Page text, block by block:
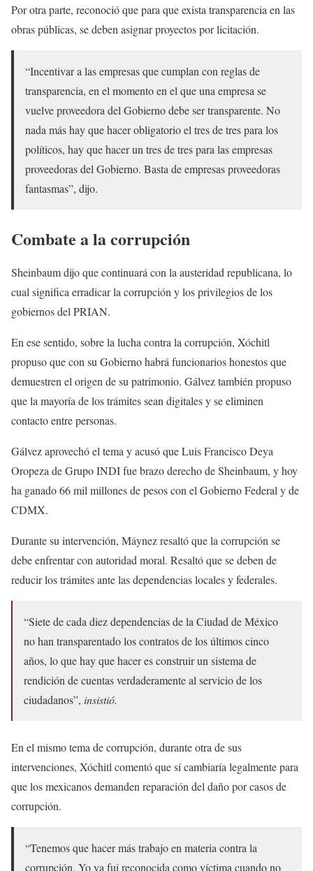
Por otra parte, reconoció que para que exista transparencia en las
obras públicas, se deben asignar proyectos por licitación.
“Incentivar a las empresas que cumplan con reglas de
transparencia, en el momento en el que una empresa se
vuelve proveedora del Gobierno debe ser transparente. No
nada más hay que hacer obligatorio el tres de tres para los
políticos, hay que hacer un tres de tres para las empresas
proveedoras del Gobierno. Basta de empresas proveedoras
fantasmas”, dijo.
Combate a la corrupción
Sheinbaum dijo que continuará con la austeridad republicana, lo
cual significa erradicar la corrupción y los privilegios de los
gobiernos del PRIAN.
En ese sentido, sobre la lucha contra la corrupción, Xóchitl
propuso que con su Gobierno habrá funcionarios honestos que
demuestren el origen de su patrimonio. Gálvez también propuso
que la mayoría de los trámites sean digitales y se eliminen
contacto entre personas.
Gálvez aprovechó el tema y acusó que Luis Francisco Deya
Oropeza de Grupo INDI fue brazo derecho de Sheinbaum, y hoy
ha ganado 66 mil millones de pesos con el Gobierno Federal y de
CDMX.
Durante su intervención, Máynez resaltó que la corrupción se
debe enfrentar con autoridad moral. Resaltó que se deben de
reducir los trámites ante las dependencias locales y federales.
“Siete de cada diez dependencias de la Ciudad de México
no han transparentado los contratos de los últimos cinco
años, lo que hay que hacer es construir un sistema de
rendición de cuentas verdaderamente al servicio de los
ciudadanos”, insistió.
En el mismo tema de corrupción, durante otra de sus
intervenciones, Xóchitl comentó que sí cambiaría legalmente para
que los mexicanos demanden reparación del daño por casos de
corrupción.
“Tenemos que hacer más trabajo en materia contra la
corrupción. Yo ya fui reconocida como víctima cuando no